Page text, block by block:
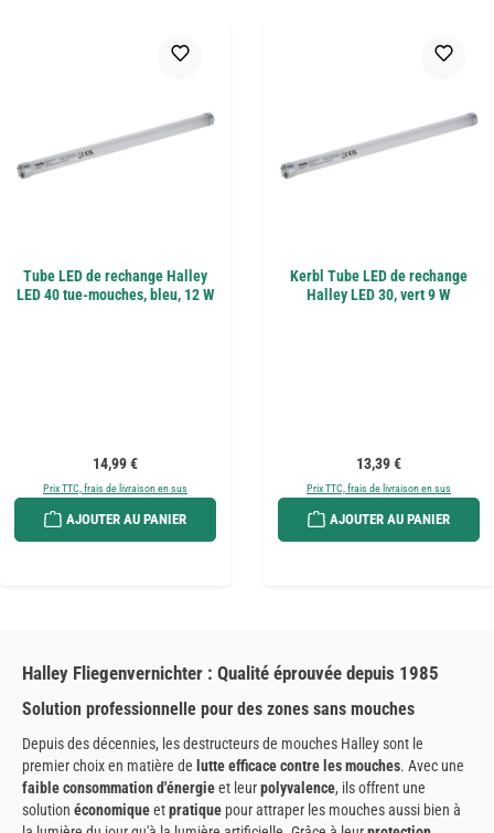
Tube LED de rechange Halley
LED 40 tue-mouches, bleu, 12 W
Prix régulier :
14,99 €
Prix TTC, frais de livraison en sus
AJOUTER AU PANIER
Kerbl Tube LED de rechange
Halley LED 30, vert 9 W
Prix régulier :
13,39 €
Prix TTC, frais de livraison en sus
AJOUTER AU PANIER
Halley Fliegenvernichter : Qualité éprouvée depuis 1985
Solution professionnelle pour des zones sans mouches
Depuis des décennies, les destructeurs de mouches Halley sont le
premier choix en matière de lutte efficace contre les mouches. Avec une
faible consommation d'énergieet leurpolyvalence, ils offrent une
solution économiqueetpratique pour attraper les mouches aussi bien à